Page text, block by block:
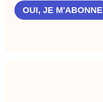
OUI, JE M'ABONNE